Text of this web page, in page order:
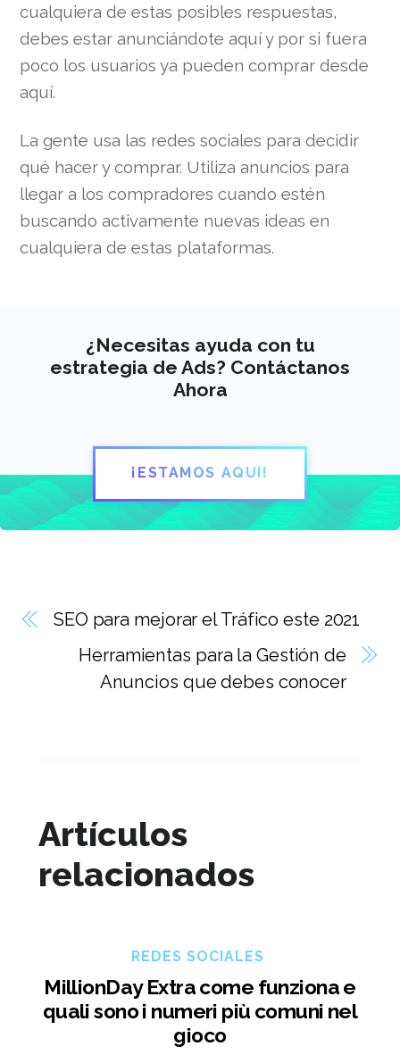
cualquiera de estas posibles respuestas,
debes estar anunciándote aquí y por si fuera
poco los usuarios ya pueden comprar desde
aquí.
La gente usa las redes sociales para decidir
qué hacer y comprar. Utiliza anuncios para
llegar a los compradores cuando estén
buscando activamente nuevas ideas en
cualquiera de estas plataformas.
¿Necesitas ayuda con tu
estrategia de Ads? Contáctanos
Ahora
¡ESTAMOS AQUÍ!
SEO para mejorar el Tráfico este 2021
Herramientas para la Gestión de
Anuncios que debes conocer
Artículos
relacionados
REDES SOCIALES
MillionDay Extra come funziona e
quali sono i numeri più comuni nel
gioco